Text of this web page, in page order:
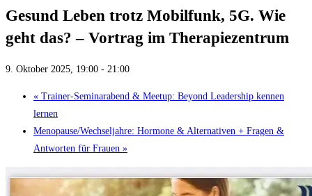
Gesund Leben trotz Mobilfunk, 5G. Wie
geht das? – Vortrag im Therapiezentrum
9. Oktober 2025, 19:00 - 21:00
« Trainer-Seminarabend & Meetup: Beyond Leadership kennen
lernen
Menopause/Wechseljahre: Hormone & Alternativen + Fragen &
Antworten für Frauen »